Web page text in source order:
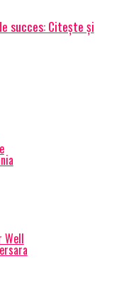
succes: Citește și
Aproape 1000
Well